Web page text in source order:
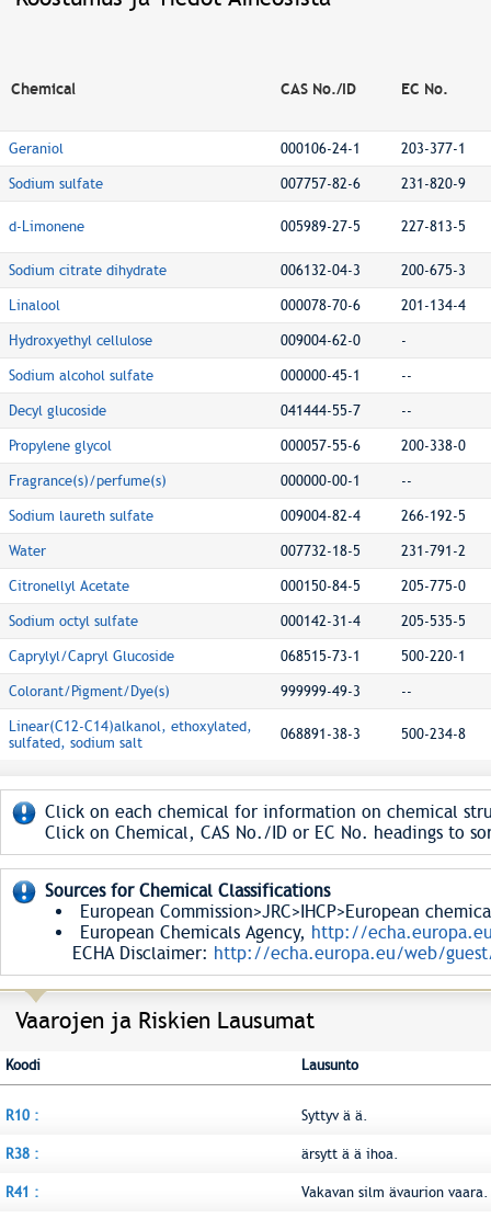
Chemical CAS No./ID EC No.
Geraniol 000106-24-1 203-377-1
Sodium sulfate 007757-82-6 231-820-9
d-Limonene 005989-27-5 227-813-5
Sodium citrate dihydrate 006132-04-3 200-675-3
Linalool 000078-70-6 201-134-4
Hydroxyethyl cellulose 009004-62-0 -
Sodium alcohol sulfate 000000-45-1 --
Decyl glucoside 041444-55-7 --
Propylene glycol 000057-55-6 200-338-0
Fragrance(s)/perfume(s) 000000-00-1 --
Sodium laureth sulfate 009004-82-4 266-192-5
Water 007732-18-5 231-791-2
Citronellyl Acetate 000150-84-5 205-775-0
Sodium octyl sulfate 000142-31-4 205-535-5
Caprylyl/Capryl Glucoside 068515-73-1 500-220-1
Colorant/Pigment/Dye(s) 999999-49-3 --
Linear(C12-C14)alkanol, ethoxylated,
sulfated, sodium salt
068891-38-3 500-234-8
Click on each chemical for information on chemical
Click on Chemical, CAS No./ID or EC No. headings to
Sources for Chemical Classifications
European Commission>JRC>IHCP>European
European Chemicals Agency, http://
ECHA Disclaimer: http://echa.europa.eu/web/
Vaarojen ja Riskien Lausumat
Koodi Lausunto
R10 : Syttyv ä ä.
R38 : ärsytt ä ä ihoa.
R41 : Vakavan silm ävaurion vaara.